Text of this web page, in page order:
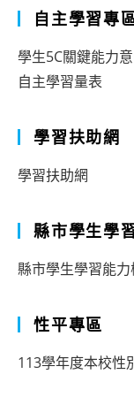
自主學習專
學生5C關鍵能力
自主學習量表
學習扶助網
學習扶助網
縣市學生學
縣市學生學習能力
性平專區
113學年度本校性